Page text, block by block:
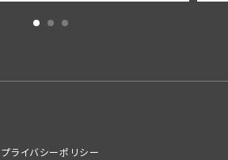
プライバシーポリシー